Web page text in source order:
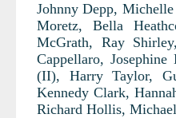
Johnny Depp,
Moretz, Bella
McGrath, Ray
Cappellaro,
(II), Harry Taylor,
Kennedy Clark,
Richard Hollis,